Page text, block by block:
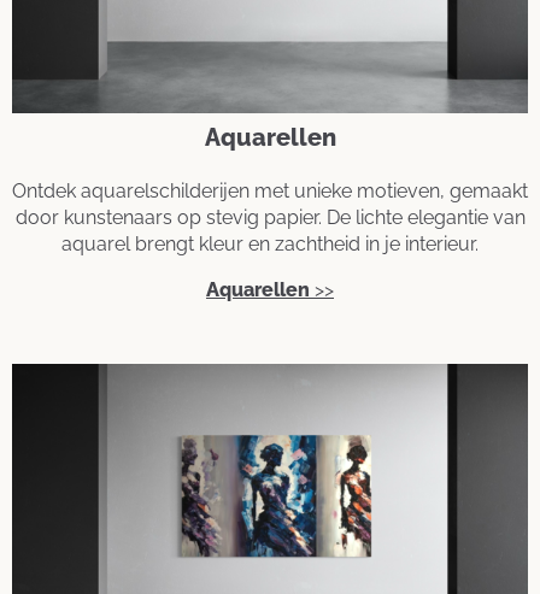
Aquarellen
Ontdek aquarelschilderijen met unieke motieven, gemaakt
door kunstenaars op stevig papier. De lichte elegantie van
aquarel brengt kleur en zachtheid in je interieur.
Aquarellen >>